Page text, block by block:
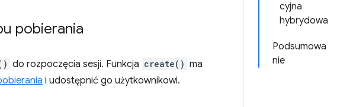
cyjna
hybrydowa
Podsumowa
nie
pobierania
do rozpoczęcia sesji. Funkcja create() ma
i udostępnić go użytkownikowi.